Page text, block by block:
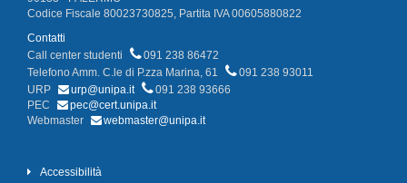
Codice Fiscale 80023730825, Partita IVA 00605880822
Contatti
Call center studenti
091 238 86472
Telefono Amm. C.le di P.zza Marina, 61
091 238 93011
URP
urp@unipa.it
091 238 93666
PEC
pec@cert.unipa.it
Webmaster
webmaster@unipa.it
Accessibilità